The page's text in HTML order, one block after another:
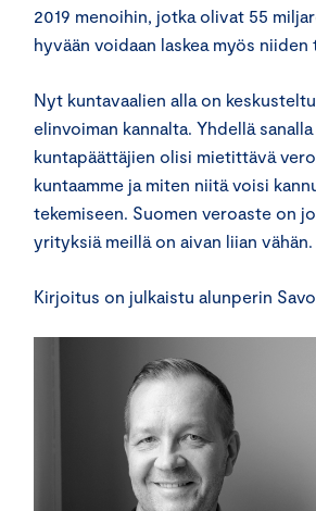
2019 menoihin, jotka olivat 55
hyvään voidaan laskea myös
Nyt kuntavaalien alla on
elinvoiman kannalta. Yhdellä
kuntapäättäjien olisi mietittävä
kuntaamme ja miten niitä voisi
tekemiseen. Suomen veroaste on
yrityksiä meillä on aivan liian vähän.
Kirjoitus on julkaistu alunperin